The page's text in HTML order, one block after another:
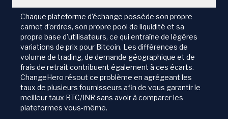
Chaque plateforme d’échange possède son propre
carnet d’ordres, son propre pool de liquidité et sa
propre base d’utilisateurs, ce qui entraîne de légères
variations de prix pour Bitcoin. Les différences de
volume de trading, de demande géographique et de
frais de retrait contribuent également à ces écarts.
ChangeHero résout ce problème en agrégeant les
taux de plusieurs fournisseurs afin de vous garantir le
meilleur taux BTC/INR sans avoir à comparer les
plateformes vous-même.